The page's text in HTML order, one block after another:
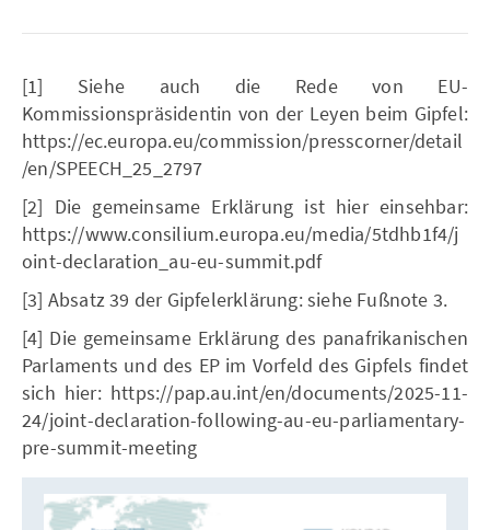
[1] Siehe auch die Rede von EU-
Kommissionspräsidentin von der Leyen beim Gipfel:
https://ec.europa.eu/commission/presscorner/detail
/en/SPEECH_25_2797
[2] Die gemeinsame Erklärung ist hier einsehbar:
https://www.consilium.europa.eu/media/5tdhb1f4/j
oint-declaration_au-eu-summit.pdf
[3] Absatz 39 der Gipfelerklärung: siehe Fußnote 3.
[4] Die gemeinsame Erklärung des panafrikanischen
Parlaments und des EP im Vorfeld des Gipfels findet
sich hier: https://pap.au.int/en/documents/2025-11-
24/joint-declaration-following-au-eu-parliamentary-
pre-summit-meeting